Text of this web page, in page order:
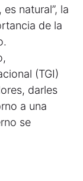
natural”, la
de la
(TGI)
darles
a una
se